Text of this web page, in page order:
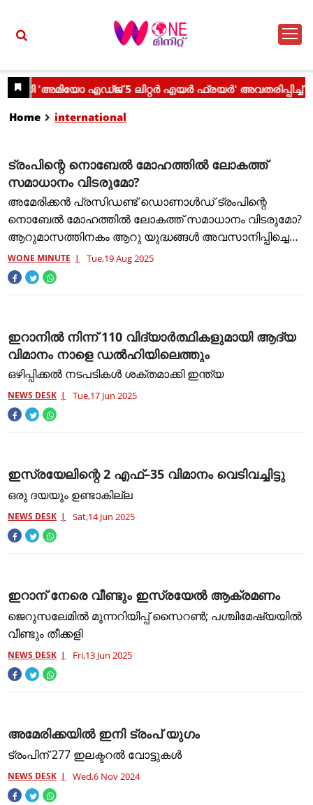
Home international
ട്രംപിന്റെ നൊബേല്‍ മോഹത്തില്‍ ലോകത്ത്
സമാധാനം വിടരുമോ?
അമേരിക്കന്‍ പ്രസിഡണ്ട് ഡൊണാള്‍ഡ് ട്രംപിന്റെ
നൊബേല്‍ മോഹത്തില്‍ ലോകത്ത് സമാധാനം വിടരുമോ?
ആറുമാസത്തിനകം ആറു യുദ്ധങ്ങള്‍ അവസാനിപ്പിച്ചെന്ന
അവകാശവാദവുമായാണ് യുഎസ് പ്രസിഡന്റ്
ഡൊണാള്‍ഡ് ട്രംപ് ഇപ്പോള്‍ എത്
WONE MINUTE Tue,19 Aug 2025
ഇറാനിൽ നിന്ന് 110 വിദ്യാർത്ഥികളുമായി ആദ്യ
വിമാനം നാളെ ഡൽഹിയിലെത്തും
ഒഴിപ്പിക്കൽ നടപടികൾ ശക്തമാക്കി ഇന്ത്യ
NEWS DESK Tue,17 Jun 2025
ഇസ്രയേലിന്റെ 2 എഫ്–35 വിമാനം വെടിവച്ചിട്ടു
ഒരു ദയയും ഉണ്ടാകില്ല
NEWS DESK Sat,14 Jun 2025
ഇറാന് നേരെ വീണ്ടും ഇസ്രയേല്‍ ആക്രമണം
ജെറുസലേമില്‍ മുന്നറിയിപ്പ് സൈറണ്‍; പശ്ചിമേഷ്യയില്‍
വീണ്ടും തീക്കളി
NEWS DESK Fri,13 Jun 2025
അമേരിക്കയിൽ ഇനി ട്രംപ് യുഗം
ട്രംപിന് 277 ഇലക്ടറൽ വോട്ടുകൾ
NEWS DESK Wed,6 Nov 2024